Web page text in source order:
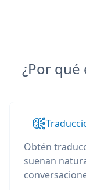
¿Por qué
Obtén
suenan